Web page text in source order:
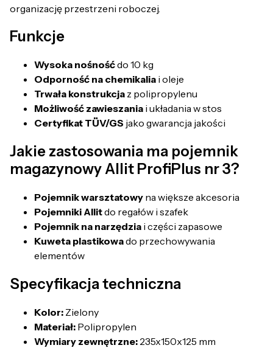
organizację przestrzeni roboczej.
Funkcje
Wysoka nośnośćdo 10 kg
Odporność na chemikalia i oleje
Trwała konstrukcja z polipropylenu
Możliwość zawieszania i układania w stos
Certyfikat TÜV/GS jako gwarancja jakości
Jakie zastosowania ma pojemnik
magazynowy Allit ProfiPlus nr 3?
Pojemnik warsztatowy na większe akcesoria
Pojemniki Allitdo regałów i szafek
Pojemnik na narzędzia i części zapasowe
Kuweta plastikowado przechowywania
elementów
Specyfikacja techniczna
Kolor: Zielony
Materiał: Polipropylen
Wymiary zewnętrzne: 235x150x125 mm